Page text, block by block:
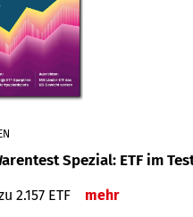
Spezial: ETF im
2.157 ETF mehr